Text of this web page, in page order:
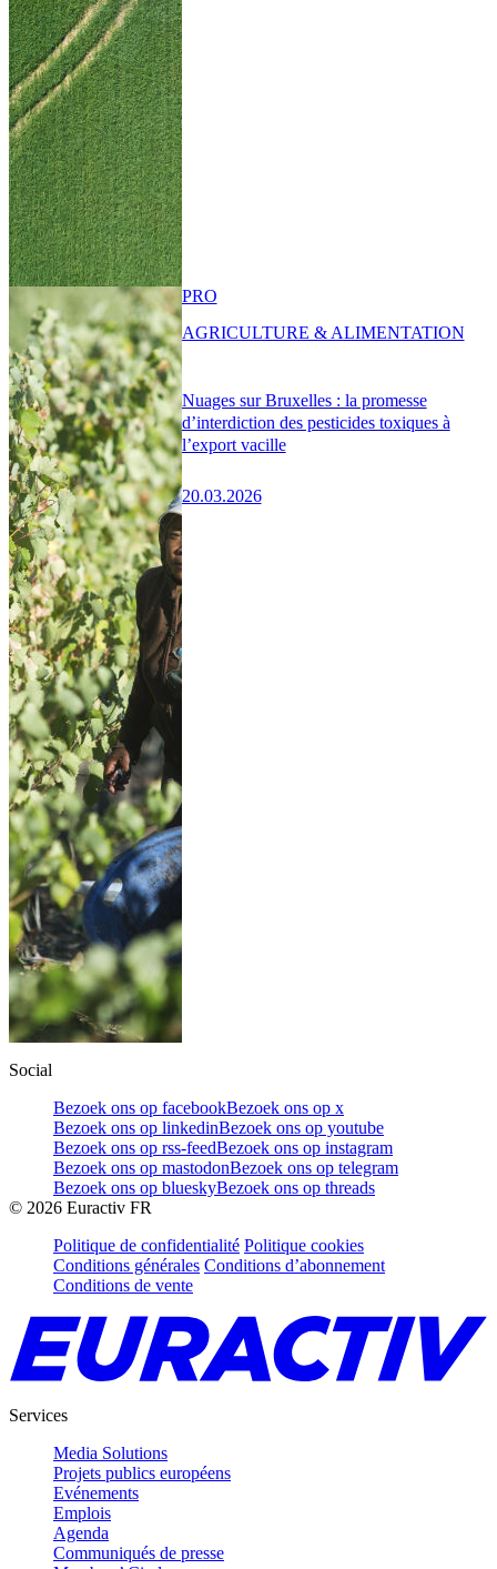
Nuages sur Bruxelles : la promesse
d’interdiction des pesticides toxiques à
l’export vacille
20.03.2026
PRO
AGRICULTURE & ALIMENTATION
Social
Bezoek ons op facebookBezoek ons op x
Bezoek ons op linkedinBezoek ons op youtube
Bezoek ons op rss-feedBezoek ons op instagram
Bezoek ons op mastodonBezoek ons op telegram
Bezoek ons op blueskyBezoek ons op threads
© 2026 Euractiv FR
Politique de confidentialité Politique cookies
Conditions générales Conditions d’abonnement
Conditions de vente
Services
Media Solutions
Projets publics européens
Evénements
Emplois
Agenda
Communiqués de presse